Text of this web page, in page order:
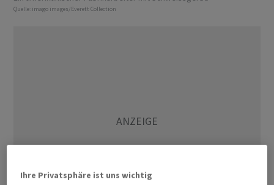
Quelle: imago images/Everett Collection
Ihre Privatsphäre ist uns wichtig